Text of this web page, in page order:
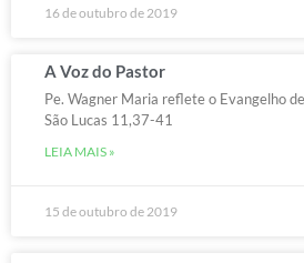
16 de outubro de 2019
A Voz do Pastor
Pe. Wagner Maria reflete o Evangelho
São Lucas 11,37-41
LEIA MAIS »
15 de outubro de 2019